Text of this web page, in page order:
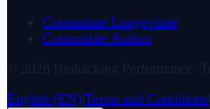
Comunitate Longevitate
Comunitate Autism
English (EN)Terms and Conditions